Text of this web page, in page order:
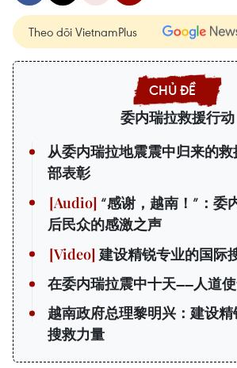
Theo dõi VietnamPlus
委内瑞拉救援行动
从委内瑞拉地震震中归来的
部表彰
“感谢，越南！”：委
后民众的感激之声
建设精锐专业的国际
在委内瑞拉震中十天——人道
越南政府总理黎明兴：建设
搜救力量